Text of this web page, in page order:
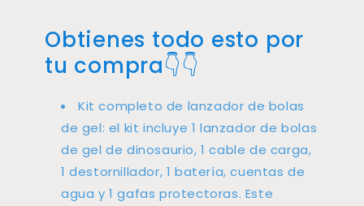
Obtienes todo esto por
tu compra👇👇
Kit completo de lanzador de bolas
de gel: el kit incluye 1 lanzador de bolas
de gel de dinosaurio, 1 cable de carga,
1 destornillador, 1 batería, cuentas de
agua y 1 gafas protectoras. Este